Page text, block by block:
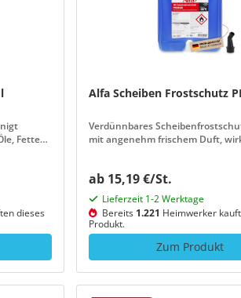
Fette
dieses
Alfa Scheiben Frostschutz
Verdünnbares
mit angenehm frischem Duft,
ab 15,19 €/St.
Lieferzeit 1-2 Werktage
Bereits 1.221 Heimwerker
Produkt.
Zum Produkt